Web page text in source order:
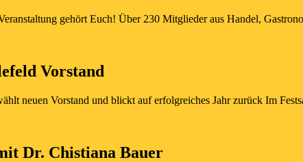
gehört Euch! Über 230 Mitglieder aus Handel,
Vorstand
neuen Vorstand und blickt auf erfolgreiches Jahr zurück Im
Dr. Chistiana Bauer